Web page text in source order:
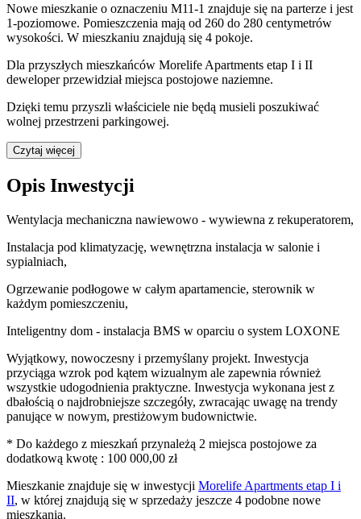
Nowe mieszkanie o oznaczeniu M11-1 znajduje się na parterze i jest
1-poziomowe. Pomieszczenia mają od 260 do 280 centymetrów
wysokości. W mieszkaniu znajdują się 4 pokoje.
Dla przyszłych mieszkańców Morelife Apartments etap I i II
deweloper przewidziałmiejsca postojowe naziemne.
Dzięki temu przyszli właściciele nie będą musieli poszukiwać
wolnej przestrzeni parkingowej.
Czytaj więcej
Opis Inwestycji
Wentylacja mechaniczna nawiewowo - wywiewna z rekuperatorem,
Instalacja pod klimatyzację, wewnętrzna instalacja w salonie i
sypialniach,
Ogrzewanie podłogowe w całym apartamencie, sterownik w
każdym pomieszczeniu,
Inteligentny dom - instalacja BMS w oparciu o system LOXONE
Wyjątkowy, nowoczesny i przemyślany projekt. Inwestycja
przyciąga wzrok pod kątem wizualnym ale zapewnia również
wszystkie udogodnienia praktyczne. Inwestycja wykonana jest z
dbałością o najdrobniejsze szczegóły, zwracając uwagę na trendy
panujące w nowym, prestiżowym budownictwie.
* Do każdego z mieszkań przynależą 2 miejsca postojowe za
dodatkową kwotę : 100 000,00 zł
Mieszkanie znajduje się w inwestycji Morelife Apartments etap I i
II, w której znajdują się w sprzedaży jeszcze 4 podobne nowe
mieszkania.